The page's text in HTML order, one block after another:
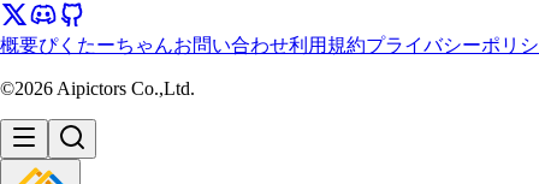
概要ぴくたーちゃんお問い合わせ利用規約プライバシーポリ
©2026 Aipictors Co.,Ltd.